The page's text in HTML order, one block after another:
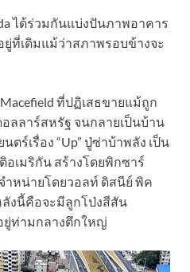
ได้ร่วมกันแบ่งปันภาพอาคาร
ที่เดิมแม้ว่าสภาพรอบข้างจะ
ที่ปฏิเสธขายแม้ถูก
ลลาร์สหรัฐ จนกลายเป็นบ้าน
ร์เรื่อง “Up” ปู่ซ่าบ้าพลัง เป็น
เมริกัน สร้างโดยพิกซาร์
ำหน่ายโดยวอลท์ ดิสนีย์ พิค
งนี้คือจะมีลูกโป่งสีสัน
ยู่ท่ามกลางตึกใหญ่